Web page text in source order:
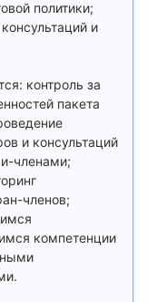
политики;
и
контроль за
пакета
и консультаций
членами;
членов;
компетенции